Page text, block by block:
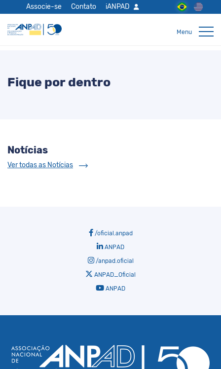
Associe-se Contato iANPAD
Fique por dentro
Notícias
Ver todas as Notícias
/oficial.anpad
ANPAD
/anpad.oficial
ANPAD_Oficial
ANPAD